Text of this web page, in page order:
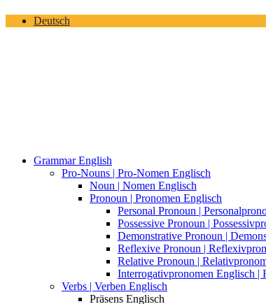
Deutsch
Grammar English
Pro-Nouns | Pro-Nomen Englisch
Noun | Nomen Englisch
Pronoun | Pronomen Englisch
Personal Pronoun |
Possessive Pronoun |
Demonstrative Pronoun |
Reflexive Pronoun |
Relative Pronoun |
Interrogativpronomen Englisch |
Verbs | Verben Englisch
Präsens Englisch